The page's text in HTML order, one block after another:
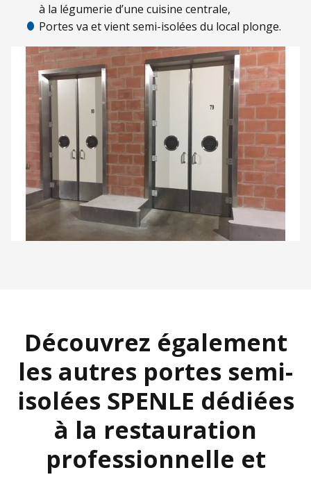
à la légumerie d’une cuisine centrale,
Portes va et vient semi-isolées du local plonge.
Découvrez également
les autres portes semi-
isolées SPENLE dédiées
à la restauration
professionnelle et